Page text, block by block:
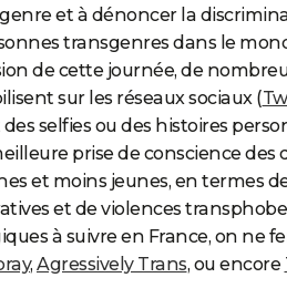
et à dénoncer la
transgenres dans le
de cette journée, de
sur les réseaux sociaux (
selfies ou des histoires
prise de conscience
et moins jeunes, en termes
et de violences
à suivre en France, on ne
, Agressively Trans, ou encore